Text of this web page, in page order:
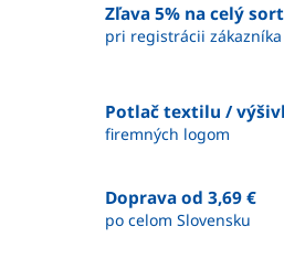
Zľava 5% na celý
pri registrácii zákazníka
Potlač textilu /
firemných logom
Doprava od 3,69 €
po celom Slovensku